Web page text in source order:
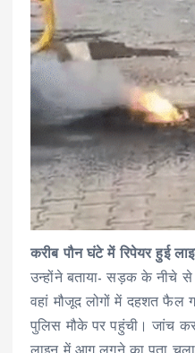
करीब पौन घंटे में रिपेयर हुई
उन्होंने बताया- सड़क के नीचे
वहां मौजूद लोगों में दहशत फैल
पुलिस मौके पर पहुंची। जांच